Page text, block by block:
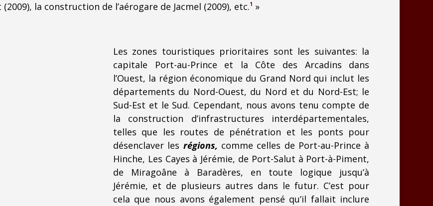
la construction de l’aérogare de Jacmel (2009), etc.1 »
Les zones touristiques prioritaires sont les suivantes: la
capitale Port-au-Prince et la Côte des Arcadins dans
l’Ouest, la région économique du Grand Nord qui inclut les
départements du Nord-Ouest, du Nord et du Nord-Est; le
Sud-Est et le Sud. Cependant, nous avons tenu compte de
la construction d’infrastructures interdépartementales,
telles que les routes de pénétration et les ponts pour
désenclaver les régions, comme celles de Port-au-Prince à
Hinche, Les Cayes à Jérémie, de Port-Salut à Port-à-Piment,
de Miragoâne à Baradères, en toute logique jusqu’à
Jérémie, et de plusieurs autres dans le futur. C’est pour
cela que nous avons également pensé qu’il fallait inclure